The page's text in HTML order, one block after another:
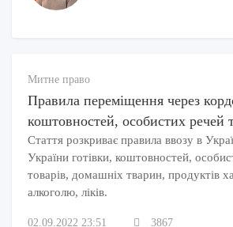
Митне право
Правила переміщення через
коштовностей, особистих речей
Стаття розкриває правила ввозу в
України готівки, коштовностей,
товарів, домашніх тварин, продуктів
алкоголю, ліків.
02.09.2022 23:51 3867